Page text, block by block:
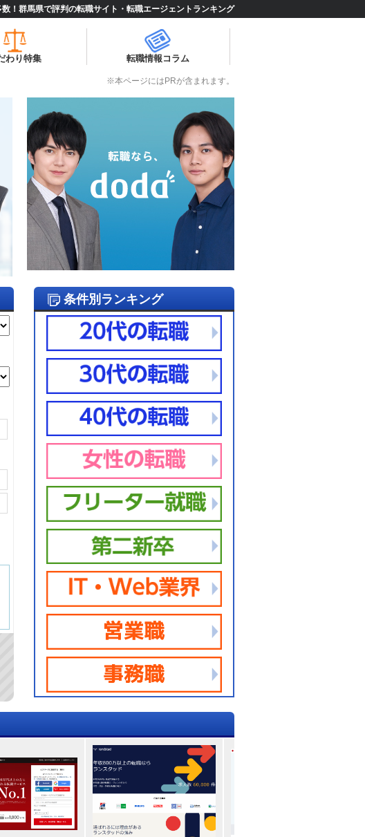
！群馬県で評判の転職サイト・転職エージェントランキング
わり特集 転職情報コラム
※本ページにはPRが含まれます。
条件別ランキング